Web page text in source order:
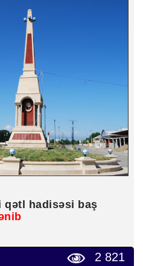
qətl hadisəsi baş
2 821